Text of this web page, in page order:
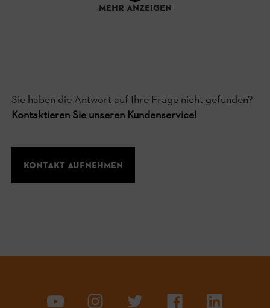
Mehr anzeigen
Sie haben die Antwort auf Ihre Frage nicht gefunden?
Kontaktieren Sie unseren Kundenservice!
Kontakt aufnehmen